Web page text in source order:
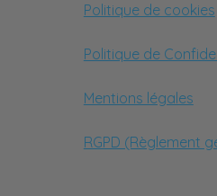
Politique de cookies
Politique de
Mentions légales
RGPD (Règlement